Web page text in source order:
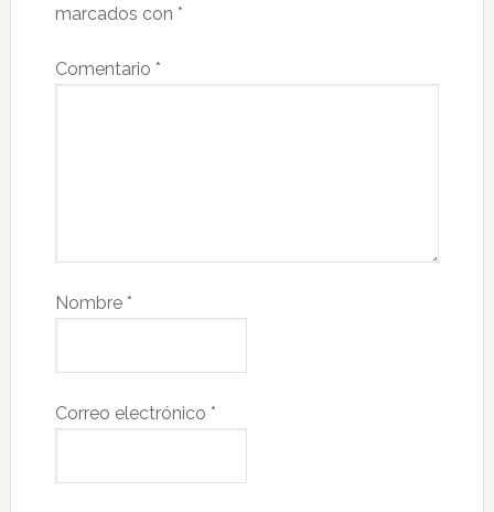
marcados con *
Comentario *
Nombre *
Correo electrónico *